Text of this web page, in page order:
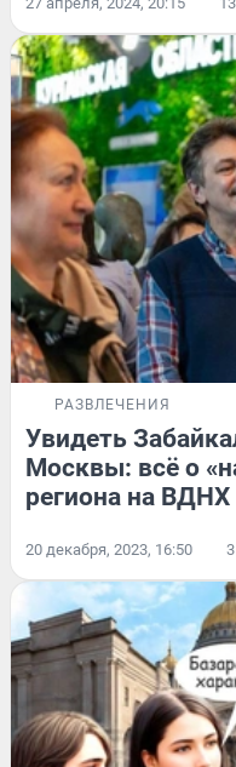
РАЗВЛЕЧЕНИЯ
Увидеть
Москвы: всё о
региона на ВДНХ
20 декабря, 2023, 16:50